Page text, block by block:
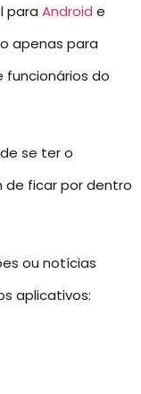
para Android e
apenas para
do
se ter o
de ficar por dentro
ou notícias
aplicativos: